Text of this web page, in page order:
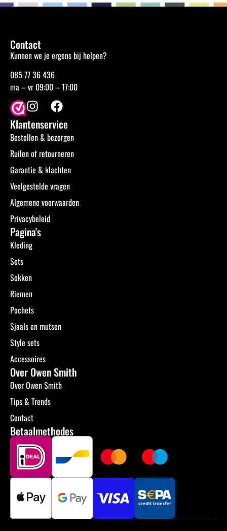
Contact
Kunnen we je ergens bij helpen?
085 77 36 436
ma – vr 09:00 – 17:00
Klantenservice
Bestellen & bezorgen
Ruilen of retourneren
Garantie & klachten
Veelgestelde vragen
Algemene voorwaarden
Privacybeleid
Pagina's
Kleding
Sets
Sokken
Riemen
Pochets
Sjaals en mutsen
Style sets
Accessoires
Over Owen Smith
Over Owen Smith
Tips & Trends
Contact
Betaalmethodes